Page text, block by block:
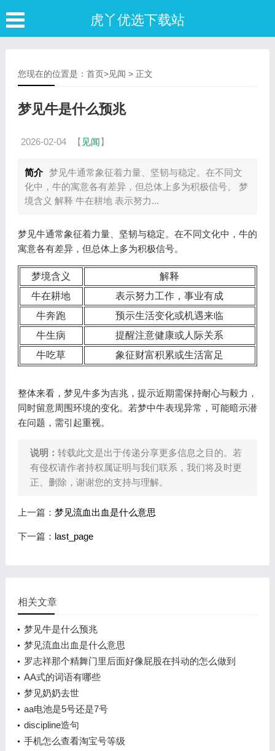
虎丫优选下载站
您现在的位置是： 首页>见闻 > 正文
梦见牛是什么预兆
2026-02-04 【 见闻】
简介 梦见牛通常象征着力量、坚韧与稳定。在不同文
化中，牛的寓意各有差异，但总体上多为积极信号。 梦
境含义 解释 牛在耕地 表示努力...
梦见牛通常象征着力量、坚韧与稳定。在不同文化中，牛的
寓意各有差异，但总体上多为积极信号。
梦境含义
解释
牛在耕地
表示努力工作，事业有成
牛奔跑
预示生活变化或机遇来临
牛生病
提醒注意健康或人际关系
牛吃草
象征财富积累或生活富足
整体来看，梦见牛多为吉兆，提示近期需保持耐心与毅力，
同时留意周围环境的变化。若梦中牛表现异常，可能暗示潜
在问题，需引起重视。
说明： 转载此文是出于传递分享更多信息之目的。若
有侵权请作者持权属证明与我们联系，我们将及时更
正、删除，谢谢您的支持与理解。
上一篇： 梦见流血出血是什么意思
下一篇： last_page
相关文章
梦见牛是什么预兆
梦见流血出血是什么意思
罗志祥那个精舞门里后面好像屁股在抖动的怎么做到
AA式的词语有哪些
梦见奶奶去世
aa电池是5号还是7号
discipline造句
手机怎么查看淘宝号等级